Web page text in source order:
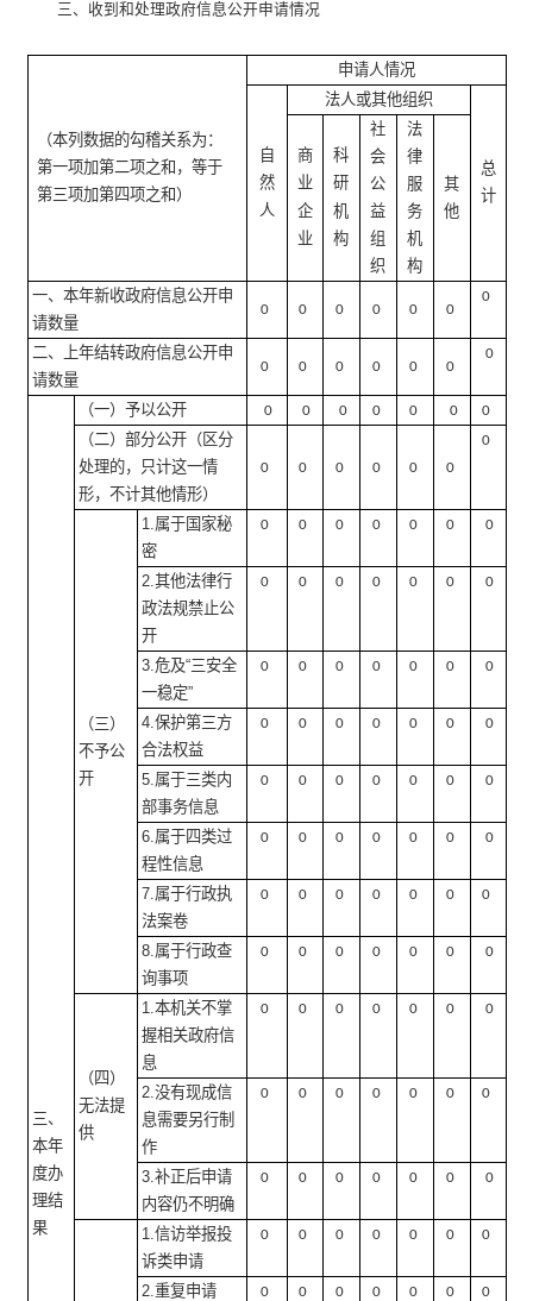
三、收到和处理政府信息公开申请情况
（本列数据的勾稽关系为：
第一项加第二项之和，等于
第三项加第四项之和）
申请人情况
自
然
人
法人或其他组织
总
计
商
业
企
业
科
研
机
构
社
会
公
益
组
织
法
律
服
务
机
构
其
他
一、本年新收政府信息公开申
请数量
0 0 0 0 0 0
0
二、上年结转政府信息公开申
请数量
0 0 0 0 0 0
0
三、
本年
度办
理结
果
（一）予以公开 0 0 0 0 0 0 0
（二）部分公开 （区分
处理的，只计这一情
形，不计其他情形）
0 0 0 0 0 0
0
（三）
不予公
开
1.属于国家秘
密
0 0 0 0 0 0 0
2.其他法律行
政法规禁止公
开
0 0 0 0 0 0 0
3.危及“三安全
一稳定”
0 0 0 0 0 0 0
4.保护第三方
合法权益
0 0 0 0 0 0 0
5.属于三类内
部事务信息
0 0 0 0 0 0 0
6.属于四类过
程性信息
0 0 0 0 0 0 0
7.属于行政执
法案卷
0 0 0 0 0 0 0
8.属于行政查
询事项
0 0 0 0 0 0 0
（四）
无法提
供
1.本机关不掌
握相关政府信
息
0 0 0 0 0 0 0
2.没有现成信
息需要另行制
作
0 0 0 0 0 0 0
3.补正后申请
内容仍不明确
0 0 0 0 0 0 0
1.信访举报投
诉类申请
0 0 0 0 0 0 0
2.重复申请 0 0 0 0 0 0 0